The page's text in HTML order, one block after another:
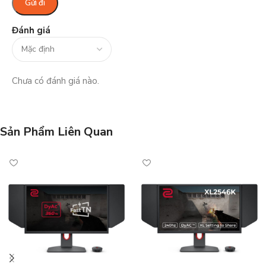
Đánh giá
Chưa có đánh giá nào.
Sản Phẩm Liên Quan